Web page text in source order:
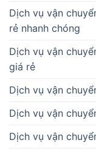
Dịch vụ vận
rẻ nhanh chóng
Dịch vụ vận
giá rẻ
Dịch vụ vận
Dịch vụ vận
Dịch vụ vận